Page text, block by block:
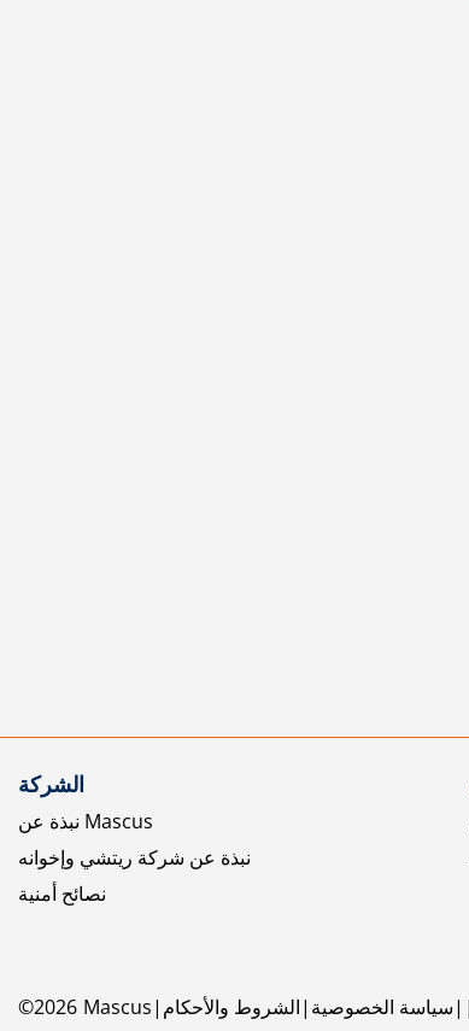
الشركة
نبذة عن Mascus
نبذة عن شركة ريتشي وإخوانه
نصائح أمنية
©2026 Mascus الشروط والأحكام سياسة الخصوصية